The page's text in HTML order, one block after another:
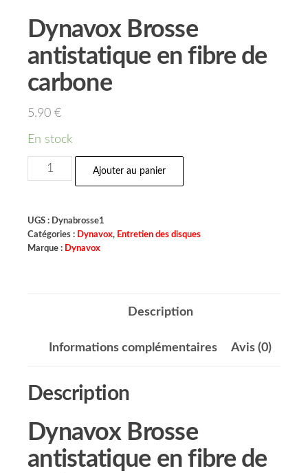
Dynavox Brosse
antistatique en fibre de
carbone
5.90 €
En stock
Ajouter au panier
UGS : Dynabrosse1
Catégories : Dynavox, Entretien des disques
Marque : Dynavox
Description
Informations complémentaires Avis (0)
Description
Dynavox Brosse
antistatique en fibre de